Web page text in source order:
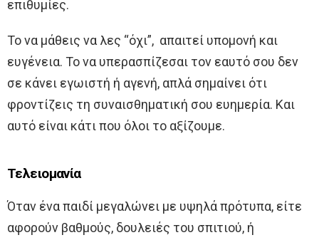
επιθυμίες.
Το να μάθεις να λες “όχι”, απαιτεί υπομονή και
ευγένεια. Το να υπερασπίζεσαι τον εαυτό σου δεν
σε κάνει εγωιστή ή αγενή, απλά σημαίνει ότι
φροντίζεις τη συναισθηματική σου ευημερία. Και
αυτό είναι κάτι που όλοι το αξίζουμε.
Τελειομανία
Όταν ένα παιδί μεγαλώνει με υψηλά πρότυπα, είτε
αφορούν βαθμούς, δουλειές του σπιτιού, ή